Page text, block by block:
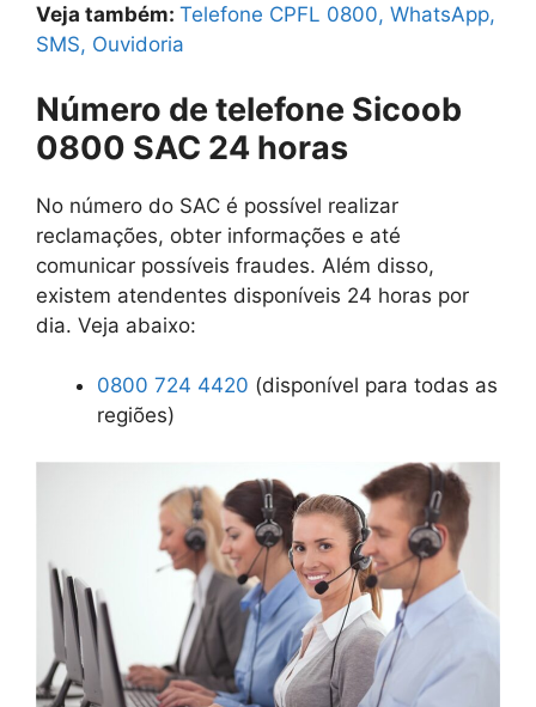
Veja também: Telefone CPFL 0800, WhatsApp,
SMS, Ouvidoria
Número de telefone Sicoob
0800 SAC 24 horas
No número do SAC é possível realizar
reclamações, obter informações e até
comunicar possíveis fraudes. Além disso,
existem atendentes disponíveis 24 horas por
dia. Veja abaixo:
0800 724 4420 (disponível para todas as
regiões)